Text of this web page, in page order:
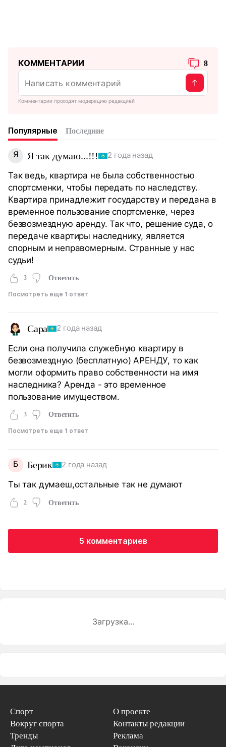
КОММЕНТАРИИ 8
Комментарии проходят модерацию редакцией
Популярные Последние
Я Я так думаю...!!! 2 года назад
Так ведь, квартира не была собственностью
спортсменки, чтобы передать по наследству.
Квартира принадлежит государству и передана в
временное пользование спортсменке, через
безвозмездную аренду. Так что, решение суда, о
передаче квартиры наследнику, является
спорным и неправомерным. Странные у нас
судьи!
3 Ответить
Посмотреть еще 1 ответ
Сара 2 года назад
Если она получила служебную квартиру в
безвозмездную (бесплатную) АРЕНДУ, то как
могли оформить право собственности на имя
наследника? Аренда - это временное
пользование имуществом.
3 Ответить
Посмотреть еще 1 ответ
Б Берик 2 года назад
Ты так думаеш,остальные так не думают
2 Ответить
5 комментариев
Загрузка...
Спорт
Вокруг спорта
Тренды
О проекте
Контакты редакции
Реклама